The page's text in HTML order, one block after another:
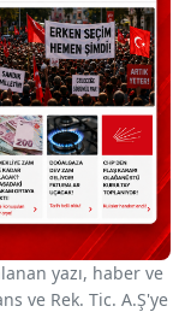
yazı, haber ve
ve Rek. Tic. A.Ş'ye